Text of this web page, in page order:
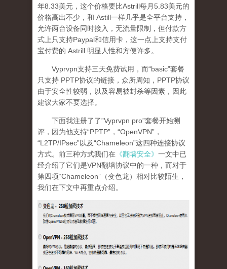
年8.33美元，这个价格要比Astrill每月5.83美元的
价格高出不少，和 Astill一样几乎是全平台支持，
允许两台设备同时接入，无流量限制，但付款方
式上只支持Paypal和信用卡，这一点上支持支付
宝付费的 Astrill 明显人性和方便许多。
Vyprvpn支持三天免费试用，而“basic”套餐
只支持 PPTP协议的链接，众所周知，PPTP协议
由于安全性较弱，以及容易被封杀等因素，因此
建议大家不要选择。
下面我注册了了”Vyprvpn pro”套餐开始测
评，因为他支持“PPTP”，“OpenVPN”，
“L2TP/IPsec”以及“Chameleon”这四种连接协议
方式。前三种方式我们在 《翻墙安全》 一文中已
经介绍了它们是VPN翻墙协议中的一种，而对于
第四项“Chameleon”（变色龙）相对比较陌生，
我们在下文中再重点介绍。